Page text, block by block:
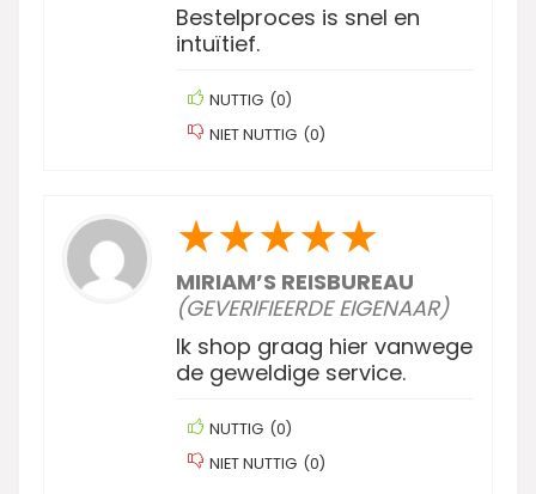
Bestelproces is snel en
intuïtief.
NUTTIG (0)
NIET NUTTIG (0)
★★★★★
MIRIAM’S REISBUREAU
(GEVERIFIEERDE EIGENAAR)
Ik shop graag hier vanwege
de geweldige service.
NUTTIG (0)
NIET NUTTIG (0)